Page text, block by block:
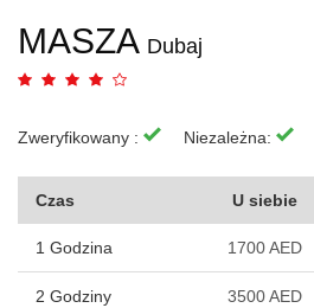
MASZA Dubaj
Zweryfikowany : Niezależna:
Czas U siebie
1 Godzina 1700 AED
2 Godziny 3500 AED